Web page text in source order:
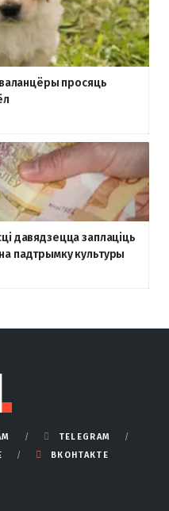
валанцёры просяць
давядзецца заплаціць
падтрымку культуры
TELEGRAM
ВКОНТАКТЕ